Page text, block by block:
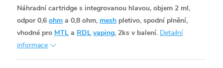
Náhradní cartridge s integrovanou hlavou, objem 2 ml,
odpor 0,6ohm a 0,8 ohm, mesh pletivo, spodní plnění,
vhodné pro MTL a RDL vaping, 2ks v balení. Detailní
informace